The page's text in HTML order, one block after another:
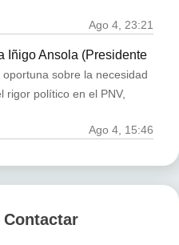
Ago 4, 23:21
Iñigo Ansola (Presidente
sobre la necesidad
rigor político en el PNV,
Ago 4, 15:46